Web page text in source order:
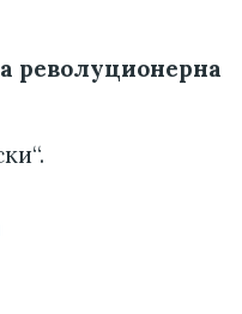
револуционерна